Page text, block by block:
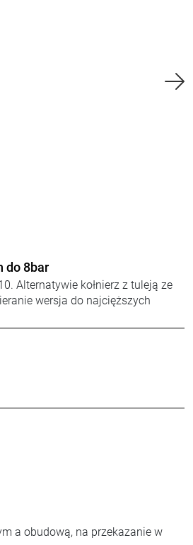
do 70bar
Manometr z
a obudową, na przekazanie w